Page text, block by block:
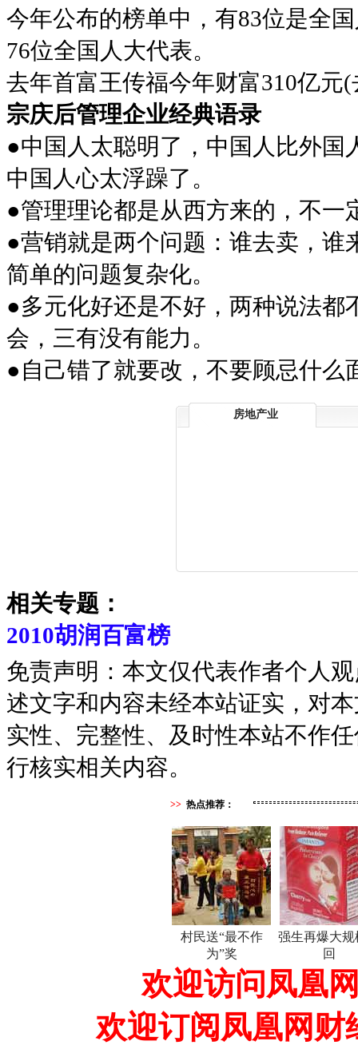
今年公布的榜单中，有83位是全
76位全国人大代表。
去年首富王传福今年财富310亿元
宗庆后管理企业经典语录
●中国人太聪明了，中国人比外
中国人心太浮躁了。
●管理理论都是从西方来的，不一
●营销就是两个问题：谁去卖，
简单的问题复杂化。
●多元化好还是不好，两种说法
会，三有没有能力。
●自己错了就要改，不要顾忌什么
房地产业
相关专题：
2010胡润百富榜
免责声明：本文仅代表作者个人
述文字和内容未经本站证实，对
实性、完整性、及时性本站不作
行核实相关内容。
>> 热点推荐：
村民送“最不作
为”奖
强生再爆大规
回
欢迎访问凤凰
欢迎订阅凤凰网财